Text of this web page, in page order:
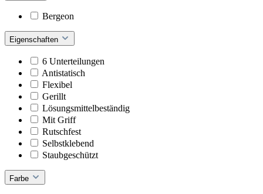
Bergeon
Eigenschaften
6 Unterteilungen
Antistatisch
Flexibel
Gerillt
Lösungsmittelbeständig
Mit Griff
Rutschfest
Selbstklebend
Staubgeschützt
Farbe